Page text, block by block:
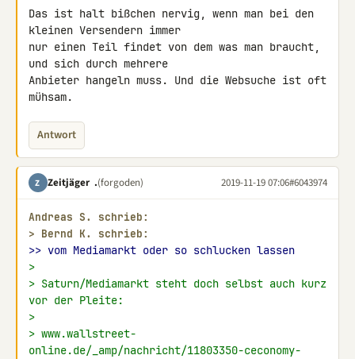
Das ist halt bißchen nervig, wenn man bei den
kleinen Versendern immer
nur einen Teil findet von dem was man braucht,
und sich durch mehrere
Anbieter hangeln muss. Und die Websuche ist oft
mühsam.
Antwort
Z Zeitjäger .(forgoden) 2019-11-19 07:06#6043974
Andreas S. schrieb:
> Bernd K. schrieb:
>> vom Mediamarkt oder so schlucken lassen
>
> Saturn/Mediamarkt steht doch selbst auch kurz
vor der Pleite:
>
> www.wallstreet-
online.de/_amp/nachricht/11803350-ceconomy-